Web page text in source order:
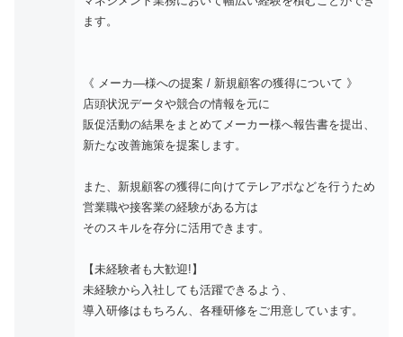
ます。
《 メーカ―様への提案 / 新規顧客の獲得について 》
店頭状況データや競合の情報を元に
販促活動の結果をまとめてメーカー様へ報告書を提出、
新たな改善施策を提案します。
また、新規顧客の獲得に向けてテレアポなどを行うため
営業職や接客業の経験がある方は
そのスキルを存分に活用できます。
【未経験者も大歓迎!】
未経験から入社しても活躍できるよう、
導入研修はもちろん、各種研修をご用意しています。